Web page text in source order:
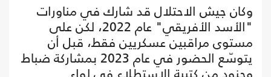
وكان جيش الاحتلال قد شارك في مناورات
"الأسد الأفريقي" عام 2022، لكن على
مستوى مراقبين عسكريين فقط، قبل أن
يتوسّع الحضور في عام 2023 بمشاركة ضباط